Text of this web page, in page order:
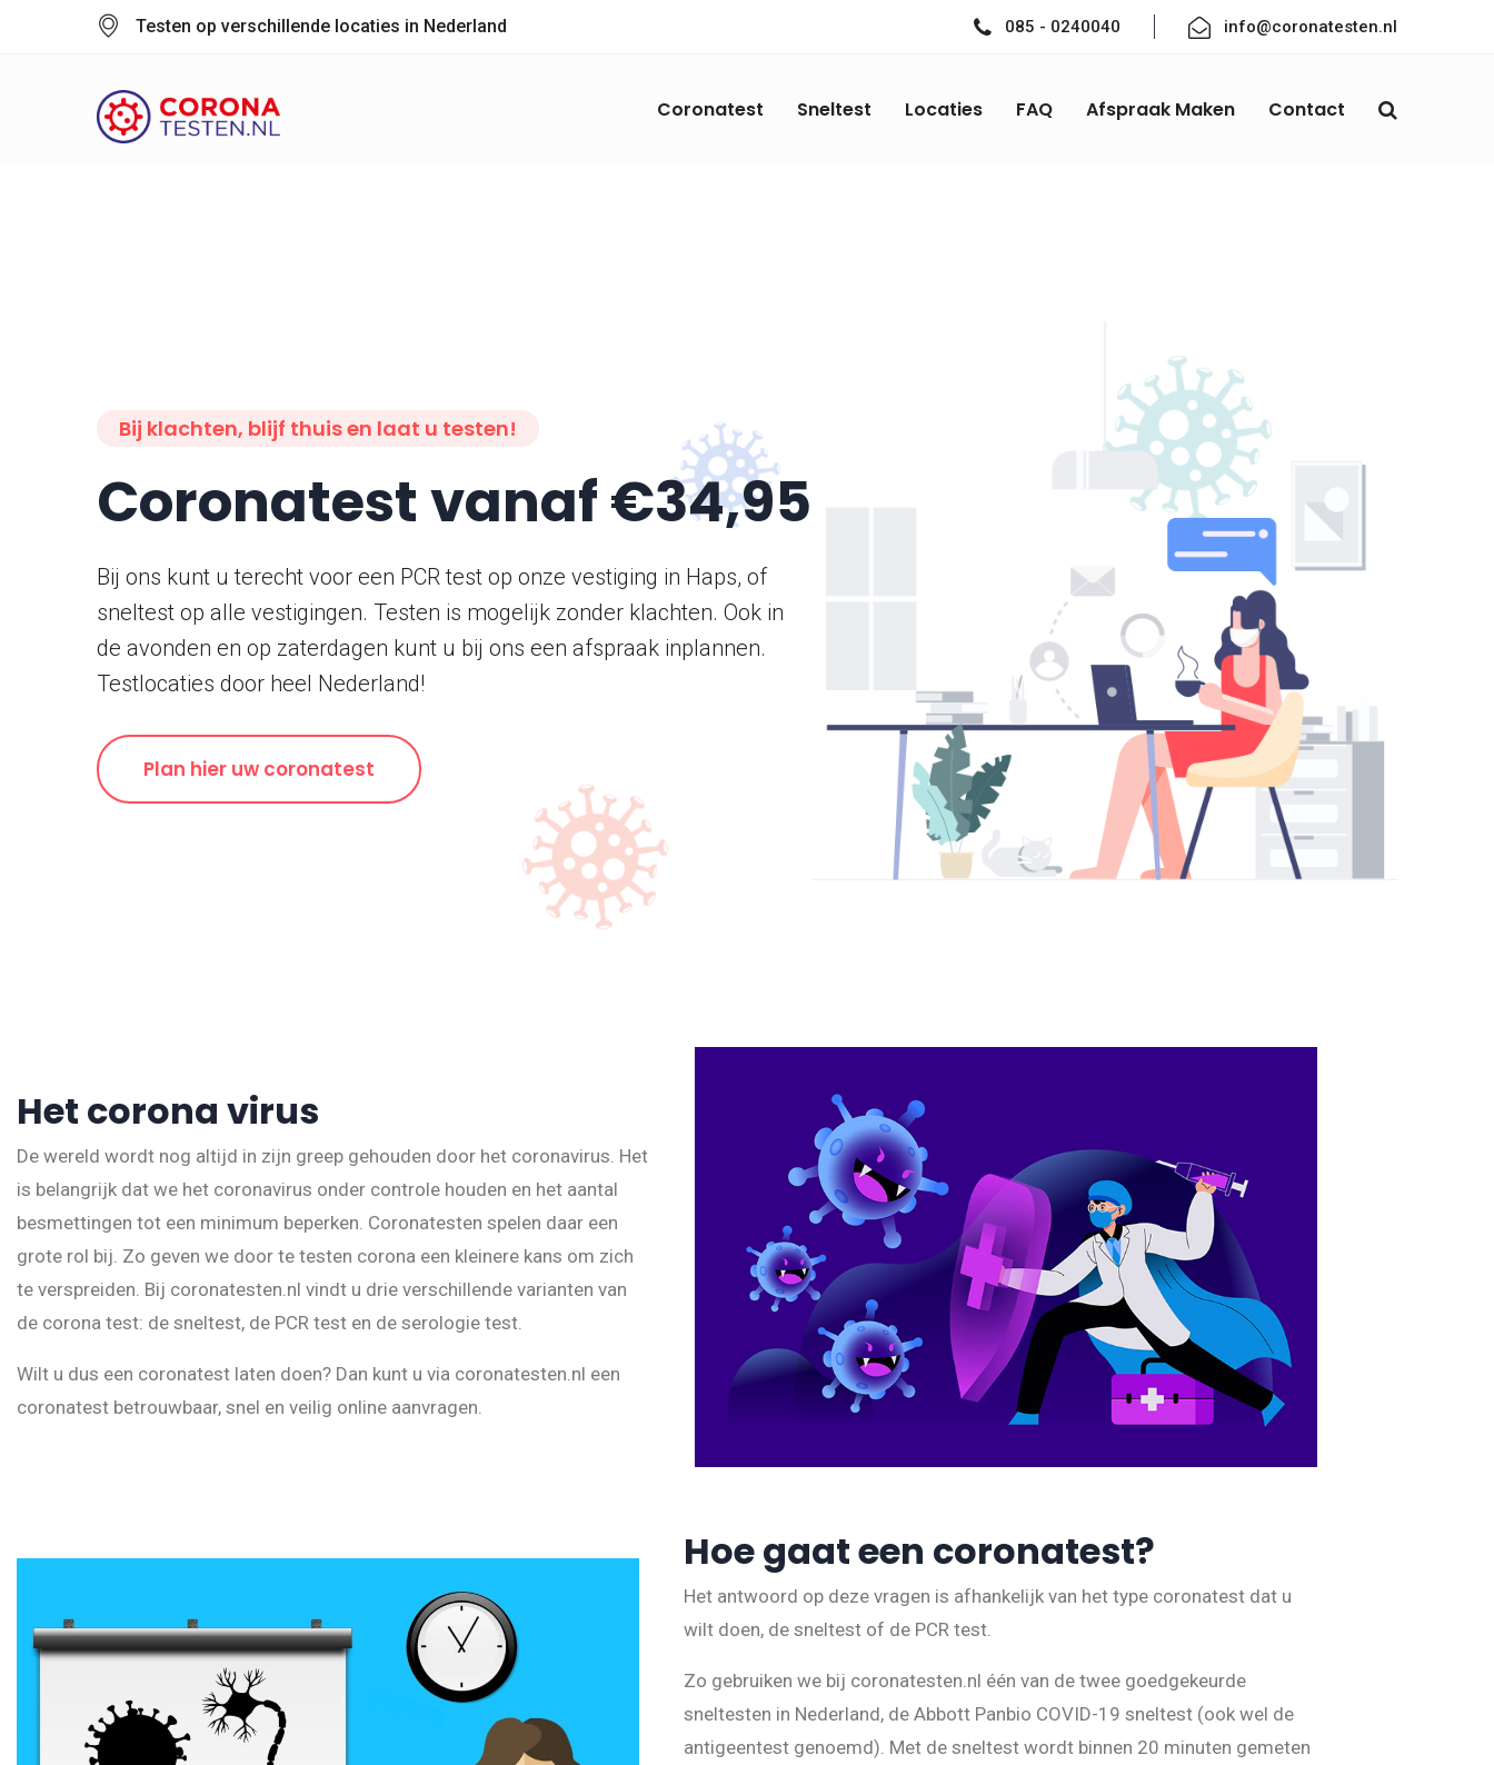
Testen op verschillende locaties in Nederland 085 - 0240040 info@coronatesten.nl
Coronatest Sneltest Locaties FAQ Afspraak Maken Contact
Bij klachten, blijf thuis en laat u testen!
Coronatest vanaf €34,95
Bij ons kunt u terecht voor een PCR test op onze vestiging in Haps, of
sneltest op alle vestigingen. Testen is mogelijk zonder klachten. Ook in
de avonden en op zaterdagen kunt u bij ons een afspraak inplannen.
Testlocaties door heel Nederland!
Plan hier uw coronatest
Het corona virus
De wereld wordt nog altijd in zijn greep gehouden door het coronavirus. Het
is belangrijk dat we het coronavirus onder controle houden en het aantal
besmettingen tot een minimum beperken. Coronatesten spelen daar een
grote rol bij. Zo geven we door te testen corona een kleinere kans om zich
te verspreiden. Bij coronatesten.nl vindt u drie verschillende varianten van
de corona test: de sneltest, de PCR test en de serologie test.
Wilt u dus een coronatest laten doen? Dan kunt u via coronatesten.nl een
coronatest betrouwbaar, snel en veilig online aanvragen.
Hoe gaat een coronatest?
Het antwoord op deze vragen is afhankelijk van het type coronatest dat u
wilt doen, de sneltest of de PCR test.
Zo gebruiken we bij coronatesten.nl één van de twee goedgekeurde
sneltesten in Nederland, de Abbott Panbio COVID-19 sneltest (ook wel de
antigeentest genoemd). Met de sneltest wordt binnen 20 minuten gemeten